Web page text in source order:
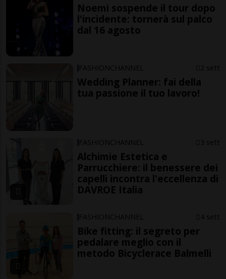
Noemi sospende il tour dopo
l'incidente: tornerà sul palco
dal 16 agosto
FASHIONCHANNEL 2 sett
Wedding Planner: fai della
tua passione il tuo lavoro!
FASHIONCHANNEL 3 sett
Alchimie Estetica e
Parrucchiere: il benessere dei
capelli incontra l'eccellenza di
DAVROE Italia
FASHIONCHANNEL 4 sett
Bike fitting: il segreto per
pedalare meglio con il
metodo Bicyclerace Balmelli